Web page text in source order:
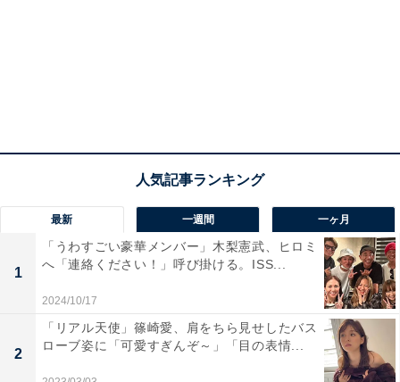
最新 一週間 一ヶ月
1
「うわすごい豪華メンバー」木梨憲武、ヒロミ
へ「連絡ください！」呼び掛ける。ISS...
2024/10/17
2
「リアル天使」篠崎愛、肩をちら見せしたバス
ローブ姿に「可愛すぎんぞ～」「目の表情...